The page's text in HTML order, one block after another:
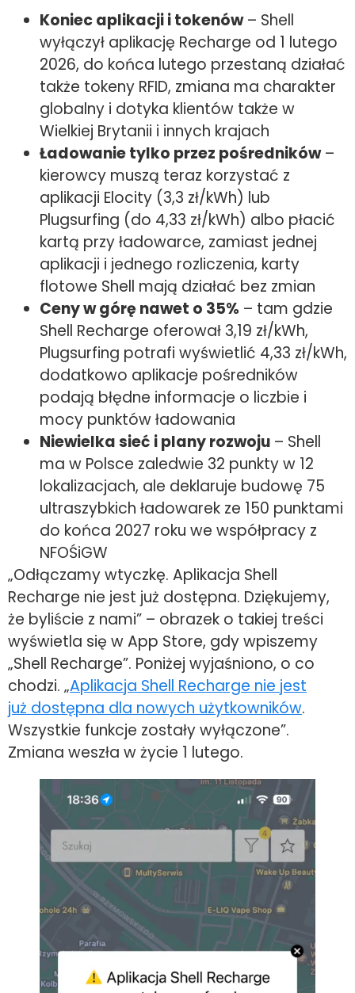
Koniec aplikacji i tokenów– Shell
wyłączył aplikację Recharge od 1 lutego
2026, do końca lutego przestaną działać
także tokeny RFID, zmiana ma charakter
globalny i dotyka klientów także w
Wielkiej Brytanii i innych krajach
Ładowanie tylko przez pośredników–
kierowcy muszą teraz korzystać z
aplikacji Elocity (3,3 zł/kWh) lub
Plugsurfing (do 4,33 zł/kWh) albo płacić
kartą przy ładowarce, zamiast jednej
aplikacji i jednego rozliczenia, karty
flotowe Shell mają działać bez zmian
Ceny w górę nawet o 35% – tam gdzie
Shell Recharge oferował 3,19 zł/kWh,
Plugsurfing potrafi wyświetlić 4,33 zł/kWh,
dodatkowo aplikacje pośredników
podają błędne informacje o liczbie i
mocy punktów ładowania
Niewielka sieć i plany rozwoju – Shell
ma w Polsce zaledwie 32 punkty w 12
lokalizacjach, ale deklaruje budowę 75
ultraszybkich ładowarek ze 150 punktami
do końca 2027 roku we współpracy z
NFOŚiGW
„Odłączamy wtyczkę. Aplikacja Shell
Recharge nie jest już dostępna. Dziękujemy,
że byliście z nami” – obrazek o takiej treści
wyświetla się w App Store, gdy wpiszemy
„Shell Recharge”. Poniżej wyjaśniono, o co
chodzi. „Aplikacja Shell Recharge nie jest
już dostępna dla nowych użytkowników.
Wszystkie funkcje zostały wyłączone”.
Zmiana weszła w życie 1 lutego.